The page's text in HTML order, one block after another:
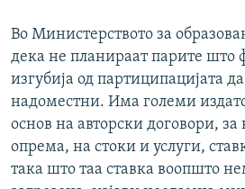
Во Министерството за
дека не планираат парите што
изгубија од партиципацијата
надоместни. Има големи
основ на авторски договори,
опрема, на стоки и услуги,
така што таа ставка воопшто